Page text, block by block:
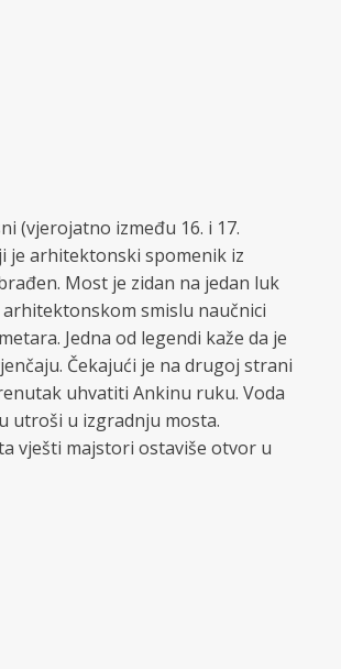
(vjerojatno između 16. i 17.
je arhitektonski spomenik iz
Most je zidan na jedan luk
smislu naučnici
Jedna od legendi kaže da je
Čekajući je na drugoj strani
uhvatiti Ankinu ruku. Voda
utroši u izgradnju mosta.
vješti majstori ostaviše otvor u